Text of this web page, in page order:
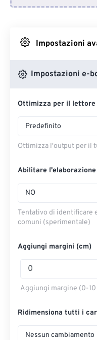
Da
Impostazioni
Impostazioni e-
Ottimizza per il lettore
Predefinito
Ottimizza l'output per il
Abilitare
NO
Tentativo di identificare
comuni (sperimentale)
Aggiungi margini (cm)
Aggiungi margine (0-10
Ridimensiona tutti i
Nessun cambiamento